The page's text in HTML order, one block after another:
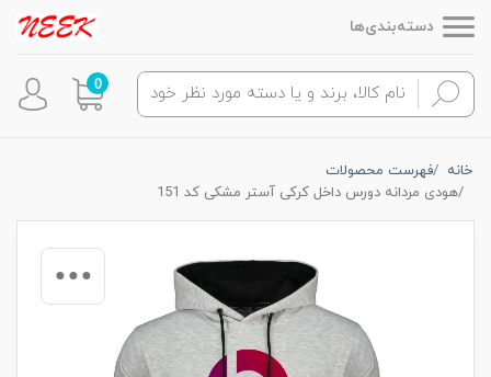
دسته‌بندی‌ها
0
خانه
فهرست محصولات
هودی مردانه دورس داخل کرکی آستر مشکی کد 151